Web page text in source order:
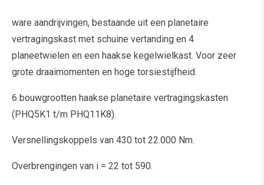
ware aandrijvingen, bestaande uit een planetaire
vertragingskast met schuine vertanding en 4
planeetwielen en een haakse kegelwielkast. Voor zeer
grote draaimomenten en hoge torsiestijfheid.
6 bouwgrootten haakse planetaire vertragingskasten
(PHQ5K1 t/m PHQ11K8).
Versnellingskoppels van 430 tot 22.000 Nm.
Overbrengingen van i = 22 tot 590.